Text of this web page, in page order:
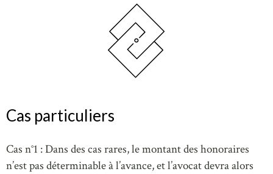
Cas particuliers
Cas n°1 : Dans des cas rares, le montant des honoraires
n’est pas déterminable à l’avance, et l’avocat devra alors